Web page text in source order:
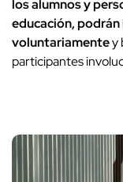
los alumnos y
educación,
voluntariamentey
participantes